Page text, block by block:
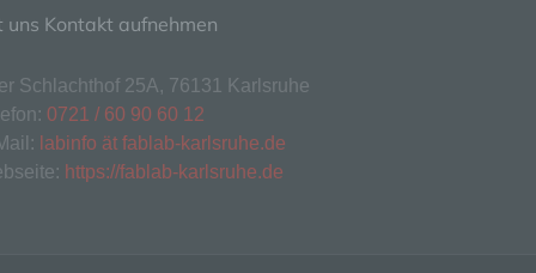
uns Kontakt aufnehmen
Schlachthof 25A, 76131 Karlsruhe
0721 / 60 90 60 12
labinfo ät fablab-karlsruhe.de
https://fablab-karlsruhe.de